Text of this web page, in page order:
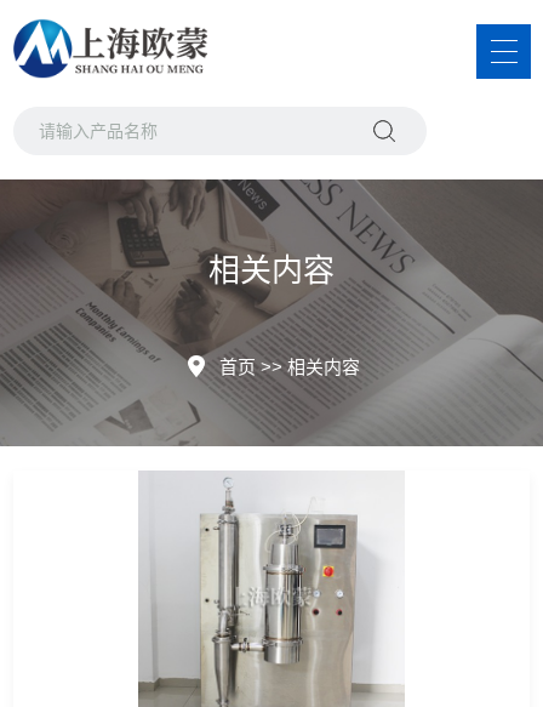
相关内容
首页>>相关内容